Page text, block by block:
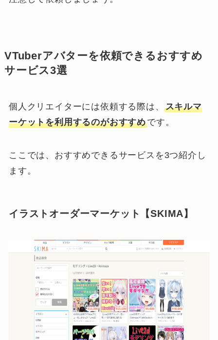
VTuberアバターを依頼できるおすすめ
サービス3選
個人クリエイターには依頼する際は、 スキルマ
ーケットを利用するのがおすすめです。
ここでは、おすすめできるサービスを3つ紹介し
ます。
イラストオーダーマーケット【SKIMA】